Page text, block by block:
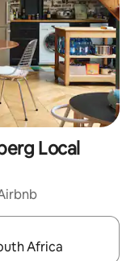
Local
med upp- och